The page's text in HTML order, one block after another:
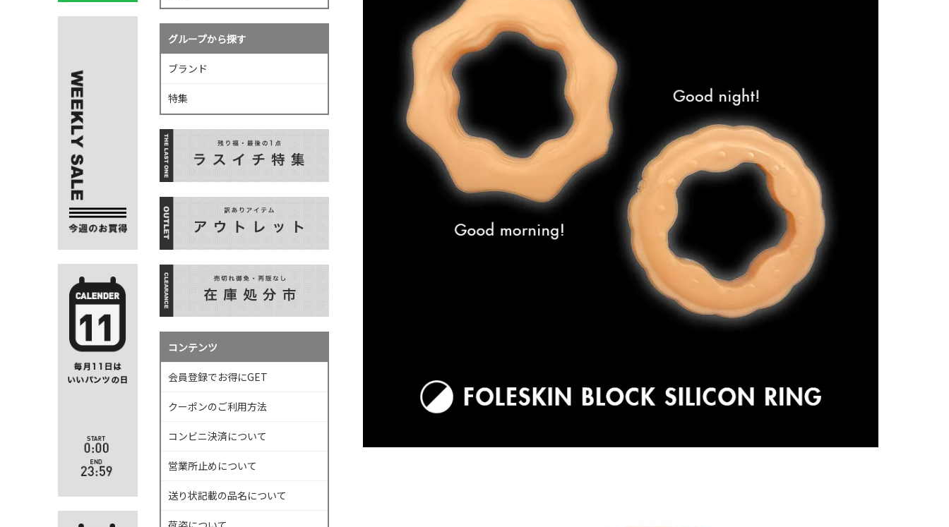
グループから探す
ブランド
特集
コンテンツ
会員登録でお得にGET
クーポンのご利用方法
コンビニ決済について
営業所止めについて
送り状記載の品名について